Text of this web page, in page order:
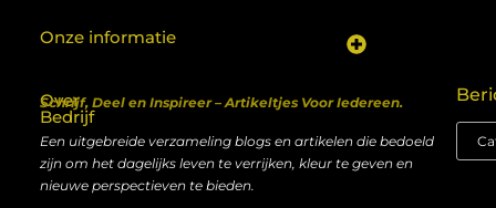
Over
Bedrijf
Schrijf, Deel en Inspireer – Artikeltjes Voor Iedereen.
Een uitgebreide verzameling blogs en artikelen die bedoeld
zijn om het dagelijks leven te verrijken, kleur te geven en
nieuwe perspectieven te bieden.
Onze informatie